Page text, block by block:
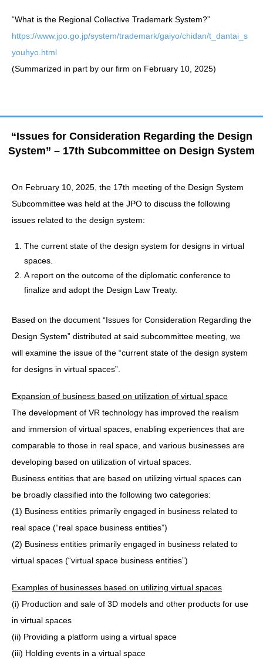
“What is the Regional Collective Trademark System?”
https://www.jpo.go.jp/system/trademark/gaiyo/chidan/t_dantai_s
youhyo.html
(Summarized in part by our firm on February 10, 2025)
“Issues for Consideration Regarding the Design
System” – 17th Subcommittee on Design System
On February 10, 2025, the 17th meeting of the Design System
Subcommittee was held at the JPO to discuss the following
issues related to the design system:
The current state of the design system for designs in virtual
spaces.
A report on the outcome of the diplomatic conference to
finalize and adopt the Design Law Treaty.
Based on the document “Issues for Consideration Regarding the
Design System” distributed at said subcommittee meeting, we
will examine the issue of the “current state of the design system
for designs in virtual spaces”.
Expansion of business based on utilization of virtual space
The development of VR technology has improved the realism
and immersion of virtual spaces, enabling experiences that are
comparable to those in real space, and various businesses are
developing based on utilization of virtual spaces.
Business entities that are based on utilizing virtual spaces can
be broadly classified into the following two categories:
(1) Business entities primarily engaged in business related to
real space (“real space business entities”)
(2) Business entities primarily engaged in business related to
virtual spaces (“virtual space business entities”)
Examples of businesses based on utilizing virtual spaces
(i) Production and sale of 3D models and other products for use
in virtual spaces
(ii) Providing a platform using a virtual space
(iii) Holding events in a virtual space